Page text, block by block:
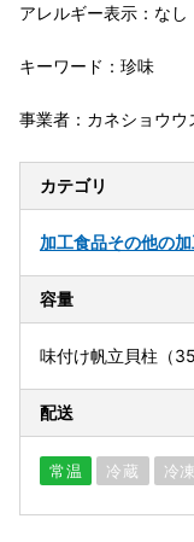
アレルギー表示：なし
キーワード：珍味
事業者：カネショウウ
カテゴリ
加工食品その他の
容量
味付け帆立貝柱（
配送
常温 冷蔵 冷凍